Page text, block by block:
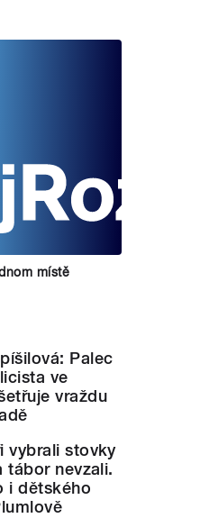
místě
Palec
ve
vraždu
vybrali stovky
tábor nevzali.
i dětského